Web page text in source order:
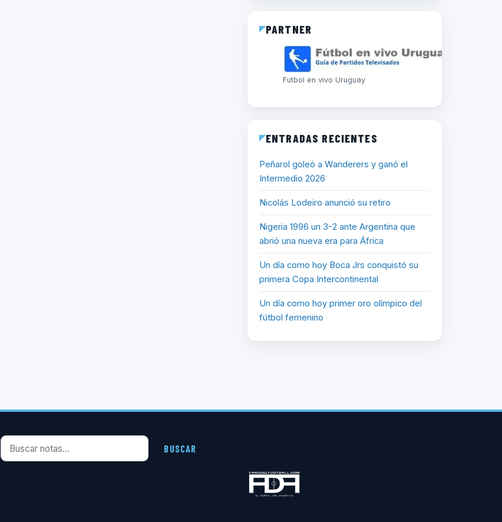
PARTNER
Futbol en vivo Uruguay
ENTRADAS RECIENTES
Peñarol goleó a Wanderers y ganó el
Intermedio 2026
Nicolás Lodeiro anunció su retiro
Nigeria 1996 un 3-2 ante Argentina que
abrió una nueva era para África
Un día como hoy Boca Jrs conquistó su
primera Copa Intercontinental
Un día como hoy primer oro olímpico del
fútbol femenino
Buscar notas BUSCAR